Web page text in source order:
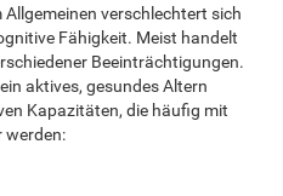
verschlechtert sich
Fähigkeit. Meist handelt
Beeinträchtigungen.
aktives, gesundes Altern
Kapazitäten, die häufig mit
werden: